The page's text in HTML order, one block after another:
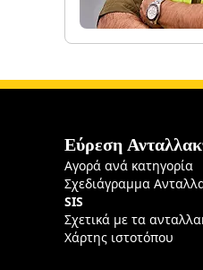
Εύρεση
Αγορά ανά κατηγορία
Σχεδιάγραμμα
SIS
Σχετικά με τα
Χάρτης ιστοτόπου